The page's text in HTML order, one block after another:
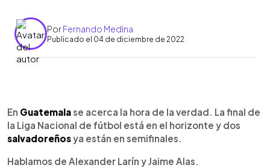
PorFernando Medina
Publicado el 04 de diciembre de 2022
► Escuchar artículo
En Guatemalase acerca la hora de la verdad. La final de
la Liga Nacional de fútbol está en el horizonte y dos
salvadoreñosya están en semifinales.
Hablamos de Alexander Larín y Jaime Alas.